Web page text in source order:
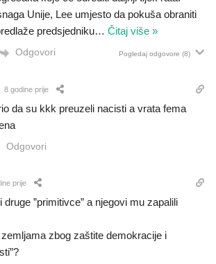
Unije, Lee umjesto da pokuša obraniti
predsjedniku… Čitaj više »
Odgovori Pogledaj odgovore (8)
8 godine prije
da su kkk preuzeli nacisti a vrata fema
Odgovori
prije
”primitivce” a njegovi mu zapalili
zbog zaštite demokracije i